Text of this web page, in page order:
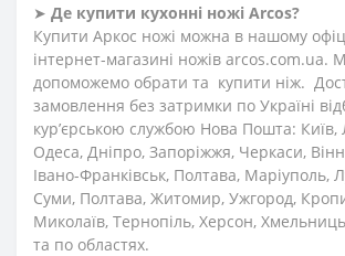
➤ Де купити кухонні ножі Arcos?
Купити Аркос ножі можна в нашому
інтернет-магазині ножів arcos.com.ua.
допоможемо обрати та купити ніж.
замовлення без затримки по Україні
кур’єрською службою Нова Пошта: Київ,
Одеса, Дніпро, Запоріжжя, Черкаси,
Івано-Франківськ, Полтава, Маріуполь,
Суми, Полтава, Житомир, Ужгород,
Миколаїв, Тернопіль, Херсон,
та по областях.